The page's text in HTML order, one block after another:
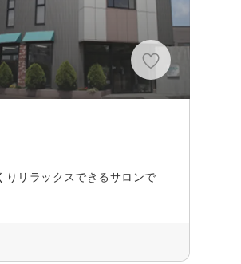
リラックスできるサロンで